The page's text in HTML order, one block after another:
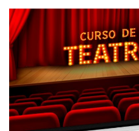
Seguro Auto
Plano de Saúde
Assistência Funeral
Pós-graduação
FacebookInstagramTwitter